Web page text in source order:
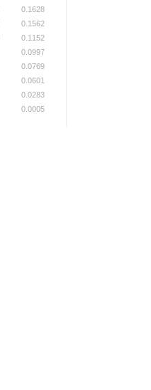
0.1628
0.1562
0.1152
0.0997
0.0769
0.0601
0.0283
0.0005